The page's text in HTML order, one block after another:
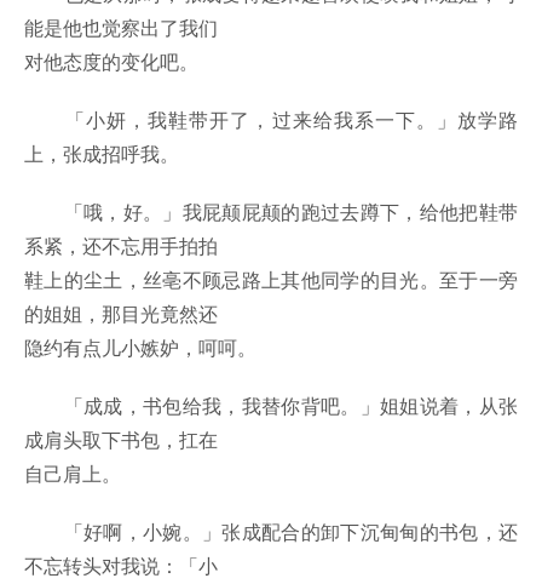
能是他也觉察出了我们
对他态度的变化吧。
「小妍，我鞋带开了，过来给我系一下。」放学路
上，张成招呼我。
「哦，好。」我屁颠屁颠的跑过去蹲下，给他把鞋带
系紧，还不忘用手拍拍
鞋上的尘土，丝亳不顾忌路上其他同学的目光。至于一旁
的姐姐，那目光竟然还
隐约有点儿小嫉妒，呵呵。
「成成，书包给我，我替你背吧。」姐姐说着，从张
成肩头取下书包，扛在
自己肩上。
「好啊，小婉。」张成配合的卸下沉甸甸的书包，还
不忘转头对我说：「小